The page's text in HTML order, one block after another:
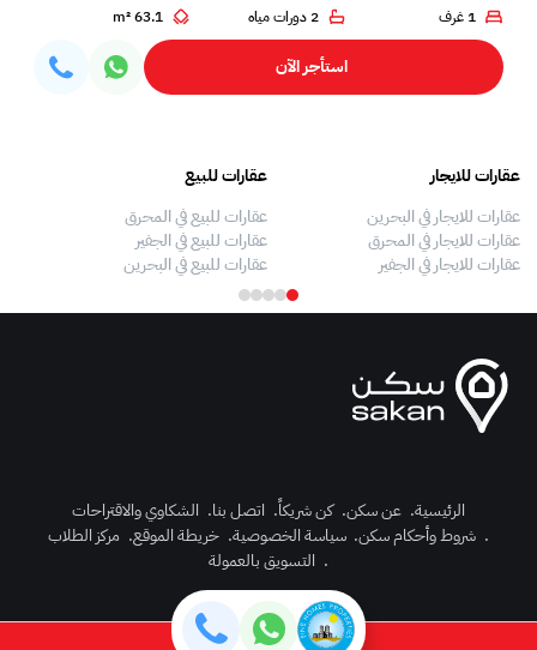
1 غرف 2 دورات مياه 63.1 m²
استأجر الآن
عقارات للايجار
عقارات للايجار في البحرين
عقارات للايجار في المحرق
عقارات للايجار في الجفير
عقارات للبيع
عقارات للبيع في المحرق
عقارات للبيع في الجفير
عقارات للبيع في البحرين
الرئيسية. عن سكن. كن شريكاً. اتصل بنا. الشكاوي والاقتراحات
. شروط وأحكام سكن. سياسة الخصوصية. خريطة الموقع. مركز الطلاب
. التسويق بالعمولة